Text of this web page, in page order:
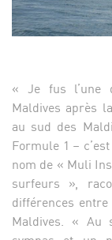
« Je fus l’une
Maldives après
au sud des
Formule 1 –
nom de « Muli
surfeurs »,
différences
Maldives. « Au